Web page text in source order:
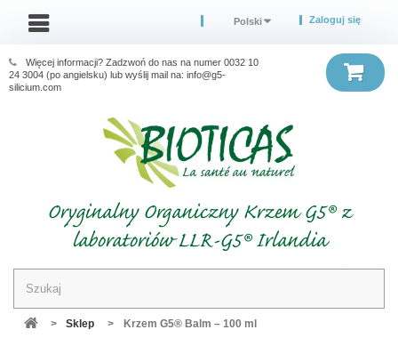
Więcej informacji? Zadzwoń do nas na numer 0032 10
24 3004 (po angielsku) lub wyślij mail na: info@g5-
silicium.com
Zaloguj się
Polski
Oryginalny Organiczny Krzem G5® z
laboratoriów LLR-G5® Irlandia
> Sklep > Krzem G5® Balm – 100 ml